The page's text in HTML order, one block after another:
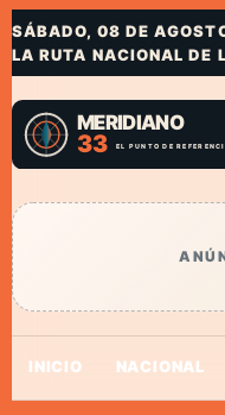
SÁBADO, 08 DE
LA RUTA NACIONAL DE
INICIO NACIONAL